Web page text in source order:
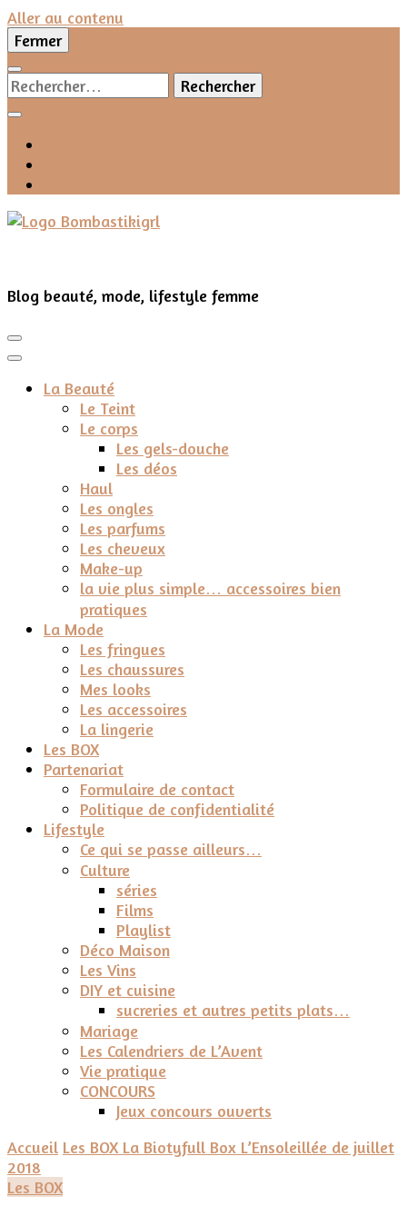
Aller au contenu
Fermer
Rechercher :
Blog beauté, mode, lifestyle femme
La Beauté
Le Teint
Le corps
Les gels-douche
Les déos
Haul
Les ongles
Les parfums
Les cheveux
Make-up
la vie plus simple… accessoires bien
pratiques
La Mode
Les fringues
Les chaussures
Mes looks
Les accessoires
La lingerie
Les BOX
Partenariat
Formulaire de contact
Politique de confidentialité
Lifestyle
Ce qui se passe ailleurs…
Culture
séries
Films
Playlist
Déco Maison
Les Vins
DIY et cuisine
sucreries et autres petits plats…
Mariage
Les Calendriers de L’Avent
Vie pratique
CONCOURS
Jeux concours ouverts
Accueil Les BOX La Biotyfull Box L’Ensoleillée de juillet
2018
Les BOX